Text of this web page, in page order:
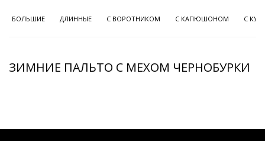
БОЛЬШИЕ ДЛИННЫЕ С ВОРОТНИКОМ С КАПЮШОНОМ С
ЗИМНИЕ ПАЛЬТО С МЕХОМ ЧЕРНОБУРКИ